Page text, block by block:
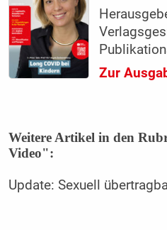
Zur
Weitere Artikel in den
Video":
Update: Sexuell